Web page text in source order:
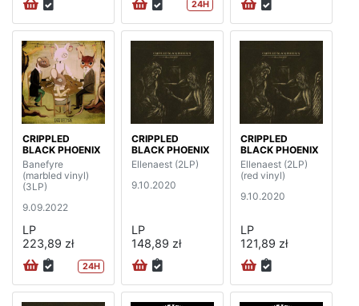
24H
CRIPPLED
BLACK PHOENIX
Banefyre
(marbled vinyl)
(3LP)
9.09.2022
LP
223,89 zł
24H
CRIPPLED
BLACK PHOENIX
Ellenaest (2LP)
9.10.2020
LP
148,89 zł
CRIPPLED
BLACK PHOENIX
Ellenaest (2LP)
(red vinyl)
9.10.2020
LP
121,89 zł